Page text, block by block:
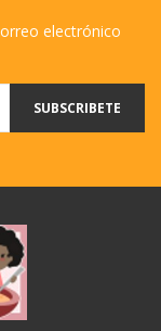
electrónico
SUBSCRIBETE